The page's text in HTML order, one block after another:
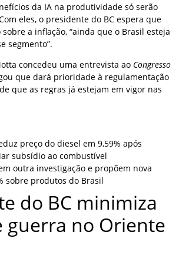
da IA na produtividade só serão
eles, o presidente do BC espera que
a inflação, “ainda que o Brasil esteja
segmento”.
concedeu uma entrevista ao Congresso
que dará prioridade à regulamentação
que as regras já estejam em vigor nas
preço do diesel em 9,59% após
subsídio ao combustível
outra investigação e propõem nova
sobre produtos do Brasil
do BC minimiza
guerra no Oriente